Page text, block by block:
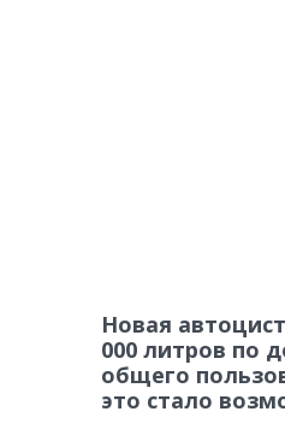
Новая
000 литров по
общего
это стало